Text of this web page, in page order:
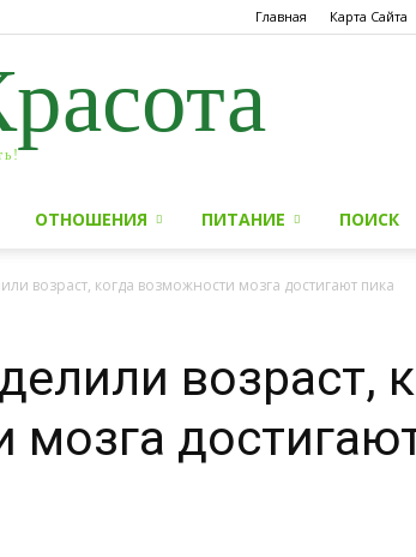
Главная Карта Сайта
ОТНОШЕНИЯ ПИТАНИЕ ПОИСК
возраст, когда возможности мозга достигают пика
возраст,
мозга